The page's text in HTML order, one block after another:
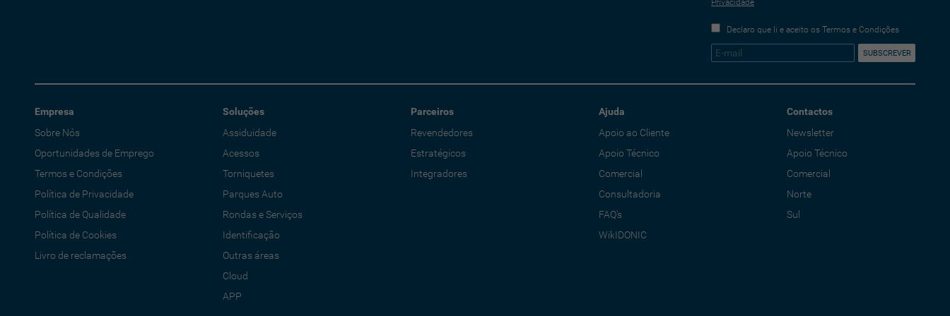
Privacidade
Declaro que li e aceito os Termos e Condições
Empresa
Sobre Nós
Oportunidades de Emprego
Termos e Condições
Política de Privacidade
Política de Qualidade
Política de Cookies
Livro de reclamações
Soluções
Assiduidade
Acessos
Torniquetes
Parques Auto
Rondas e Serviços
Identificação
Outras áreas
Cloud
APP
Parceiros
Revendedores
Estratégicos
Integradores
Ajuda
Apoio ao Cliente
Apoio Técnico
Comercial
Consultadoria
FAQ's
WikIDONIC
Contactos
Newsletter
Apoio Técnico
Comercial
Norte
Sul